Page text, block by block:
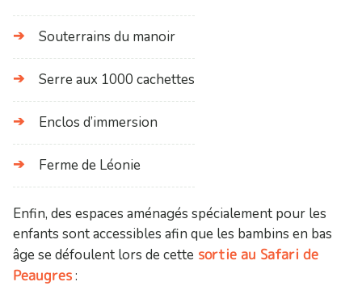
Souterrains du manoir
Serre aux 1000 cachettes
Enclos d’immersion
Ferme de Léonie
Enfin, des espaces aménagés spécialement pour les
enfants sont accessibles afin que les bambins en bas
âge se défoulent lors de cette sortie au Safari de
Peaugres: